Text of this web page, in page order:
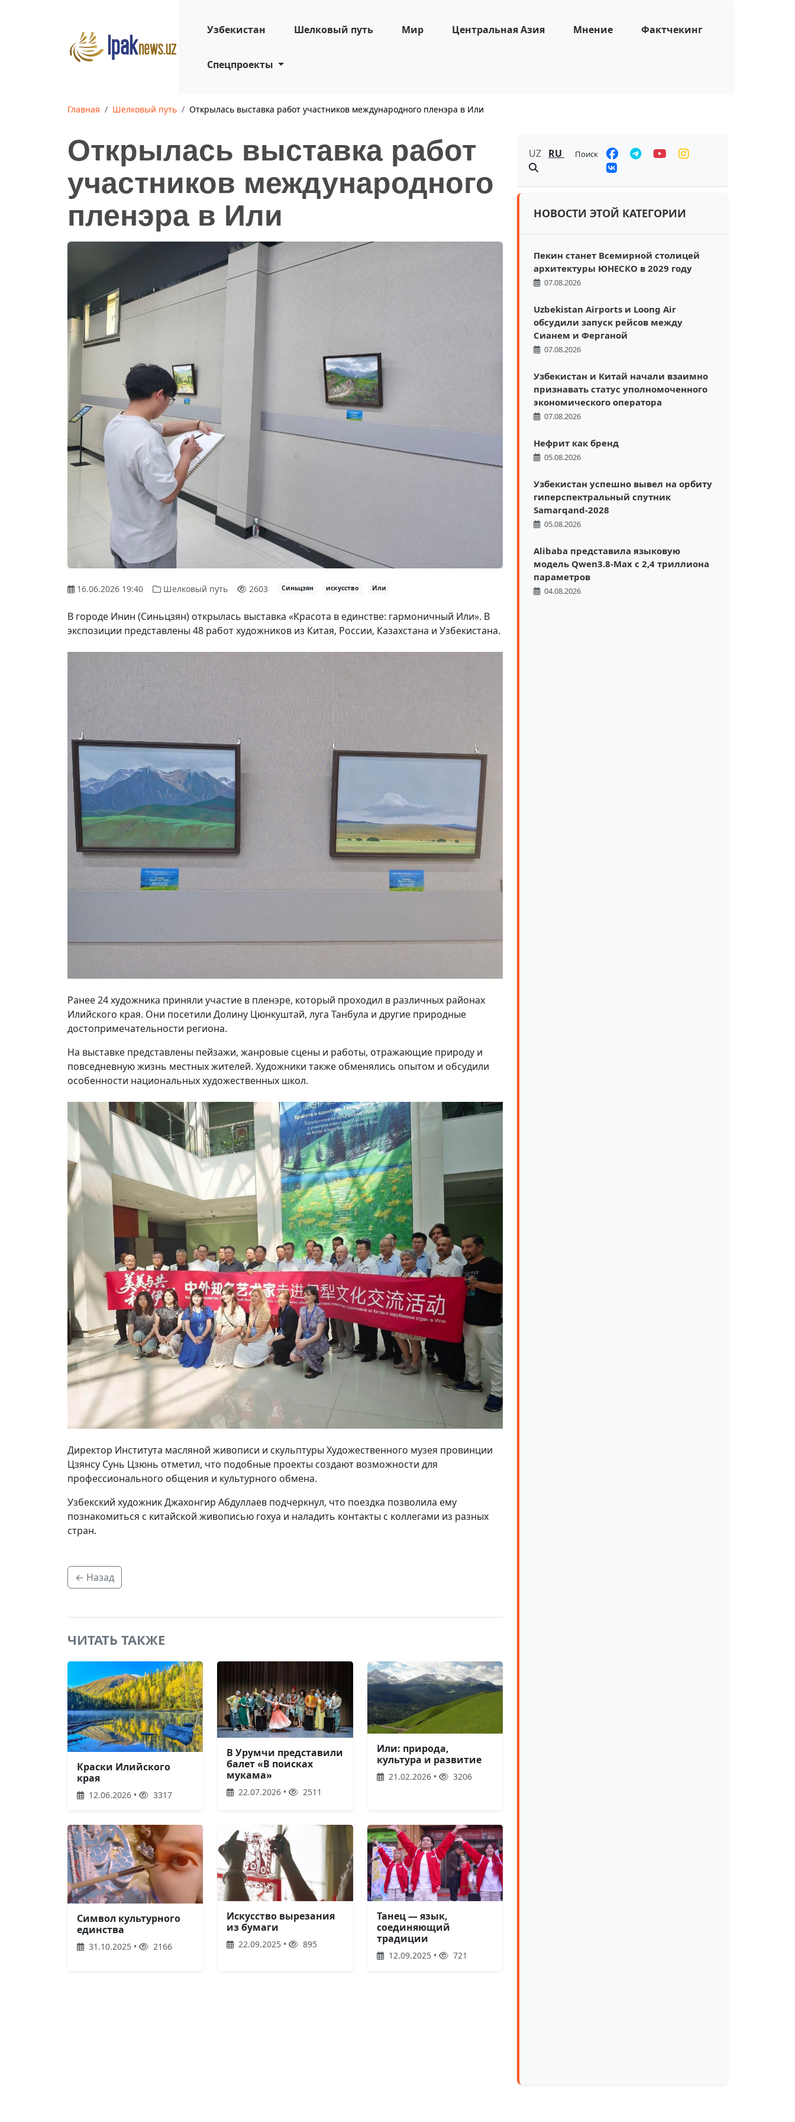
Узбекистан Шелковый путь Мир Центральная Азия Мнение Фактчекинг
Спецпроекты
Главная Шелковый путь Открылась выставка работ участников международного пленэра в Или
Открылась выставка работ
участников международного
пленэра в Или
16.06.2026 19:40 Шелковый путь 2603 Синьцзян искусство Или
В городе Инин (Синьцзян) открылась выставка «Красота в единстве: гармоничный Или». В
экспозиции представлены 48 работ художников из Китая, России, Казахстана и Узбекистана.
Ранее 24 художника приняли участие в пленэре, который проходил в различных районах
Илийского края. Они посетили Долину Цюнкуштай, луга Танбула и другие природные
достопримечательности региона.
На выставке представлены пейзажи, жанровые сцены и работы, отражающие природу и
повседневную жизнь местных жителей. Художники также обменялись опытом и обсудили
особенности национальных художественных школ.
Директор Института масляной живописи и скульптуры Художественного музея провинции
Цзянсу Сунь Цзюнь отметил, что подобные проекты создают возможности для
профессионального общения и культурного обмена.
Узбекский художник Джахонгир Абдуллаев подчеркнул, что поездка позволила ему
познакомиться с китайской живописью гохуа и наладить контакты с коллегами из разных
стран.
← Назад
ЧИТАТЬ ТАКЖЕ
Краски Илийского
края
12.06.2026 • 3317
В Урумчи представили
балет «В поисках
мукама»
22.07.2026 • 2511
Или: природа,
культура и развитие
21.02.2026 • 3206
Символ культурного
единства
31.10.2025 • 2166
Искусство вырезания
из бумаги
22.09.2025 • 895
Танец — язык,
соединяющий
традиции
12.09.2025 • 721
UZ RU Поиск
НОВОСТИ ЭТОЙ КАТЕГОРИИ
Пекин станет Всемирной столицей
архитектуры ЮНЕСКО в 2029 году
07.08.2026
Uzbekistan Airports и Loong Air
обсудили запуск рейсов между
Сианем и Ферганой
07.08.2026
Узбекистан и Китай начали взаимно
признавать статус уполномоченного
экономического оператора
07.08.2026
Нефрит как бренд
05.08.2026
Узбекистан успешно вывел на орбиту
гиперспектральный спутник
Samarqand-2028
05.08.2026
Alibaba представила языковую
модель Qwen3.8-Max с 2,4 триллиона
параметров
04.08.2026